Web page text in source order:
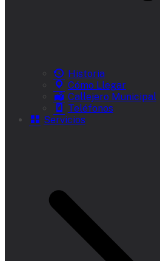
Historia
Cómo Llegar
Callejero Municipal
Teléfonos
Servicios